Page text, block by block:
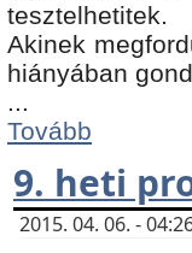
tesztelhetitek.
Akinek
hiányában
...
Tovább
9. heti
2015. 04. 06. -